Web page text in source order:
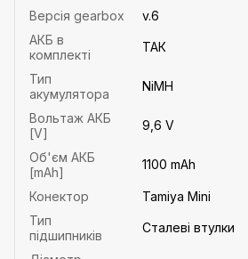
Версія gearbox
v.6
АКБ в
комплекті
ТАК
Тип
акумулятора
NiMH
Вольтаж АКБ
[V]
9,6 V
Об'єм АКБ
[mAh]
1100 mAh
Конектор
Tamiya Mini
Тип
підшипників
Сталеві втулки